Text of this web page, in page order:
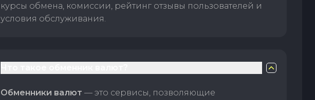
курсы обмена, комиссии, рейтинг отзывы пользователей и
условия обслуживания.
Обменники валют — это сервисы, позволяющие